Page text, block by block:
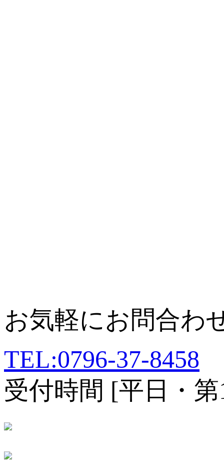
お気軽にお問合わ
TEL:0796-37-8458
受付時間 [平日・